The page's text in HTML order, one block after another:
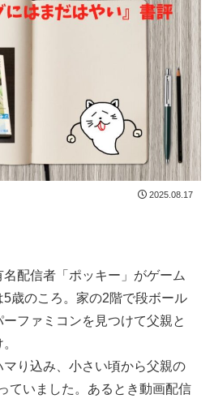
2025.08.17
配信者「ポッキー」がゲーム
歳のころ。家の2階で段ボール
ファミコンを見つけて父親と
り込み、小さい頃から父親の
ていました。あるとき動画配信